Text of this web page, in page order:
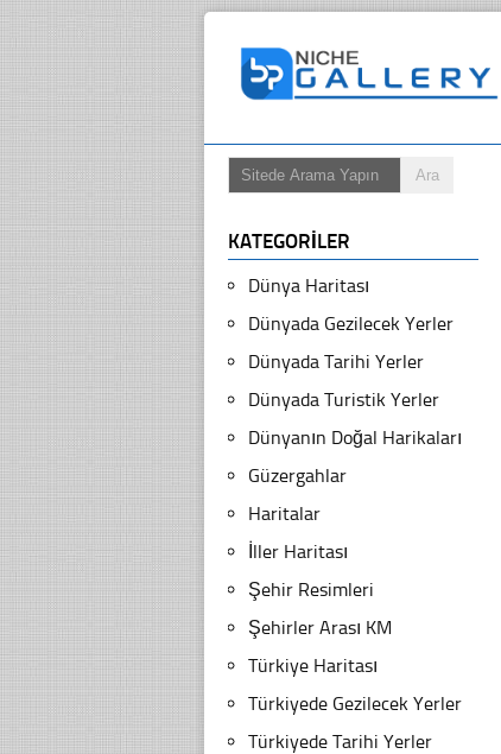
KATEGORILER
Dünya Haritası
Dünyada Gezilecek Yerler
Dünyada Tarihi Yerler
Dünyada Turistik Yerler
Dünyanın Doğal Harikaları
Güzergahlar
Haritalar
İller Haritası
Şehir Resimleri
Şehirler Arası KM
Türkiye Haritası
Türkiyede Gezilecek Yerler
Türkiyede Tarihi Yerler